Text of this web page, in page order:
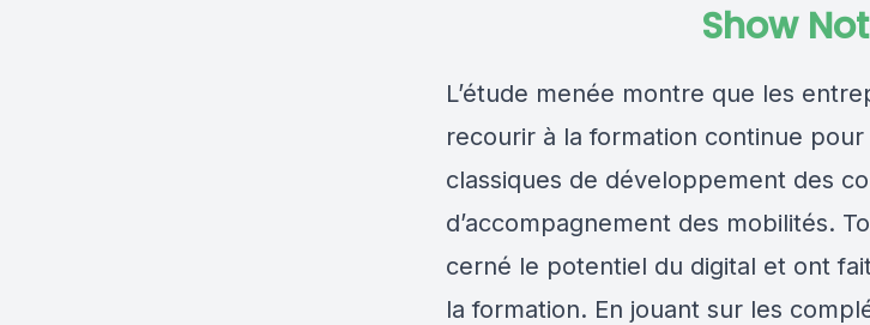
Show
L’étude menée montre que les
recourir à la formation continue
classiques de développement des
d’accompagnement des mobilités.
cerné le potentiel du digital et ont
la formation. En jouant sur les